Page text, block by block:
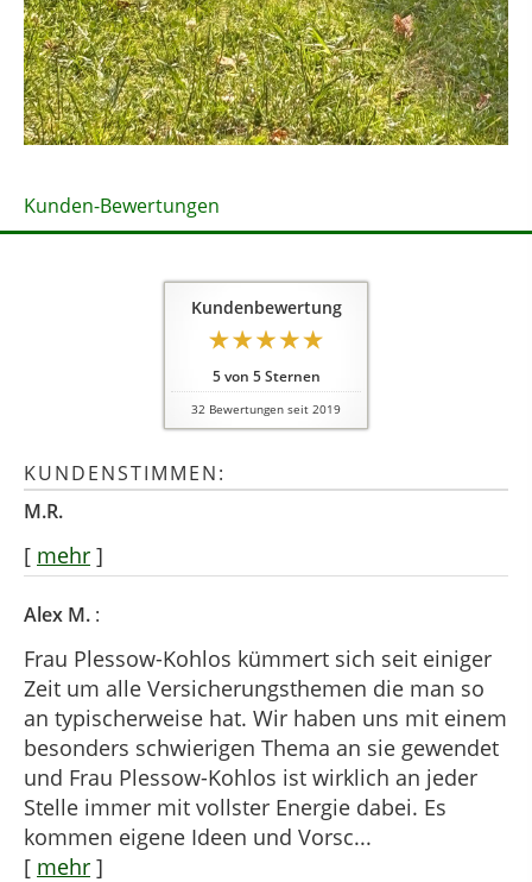
Kunden-Bewertungen
Kundenbewertung
5von 5Sternen
32 Bewertungen seit 2019
KUNDENSTIMMEN:
M.R.
[ mehr ]
Alex M. :
Frau Plessow-Kohlos kümmert sich seit einiger
Zeit um alle Versicherungsthemen die man so
an typischerweise hat. Wir haben uns mit einem
besonders schwierigen Thema an sie gewendet
und Frau Plessow-Kohlos ist wirklich an jeder
Stelle immer mit vollster Energie dabei. Es
kommen eigene Ideen und Vorsc...
[ mehr ]